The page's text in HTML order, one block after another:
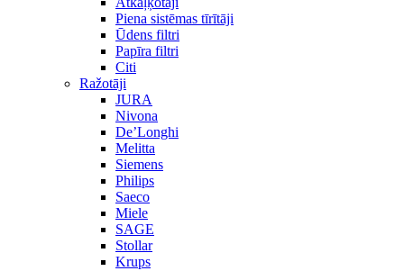
Piena sistēmas tīrītāji
Ūdens filtri
Papīra filtri
Citi
Ražotāji
JURA
Nivona
De’Longhi
Melitta
Siemens
Philips
Saeco
Miele
SAGE
Stollar
Krups